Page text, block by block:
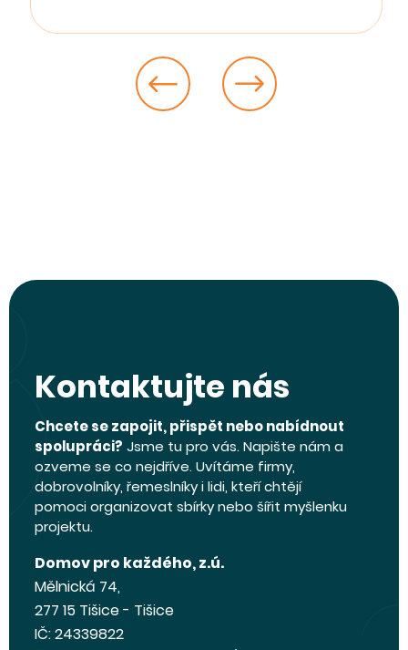
Kontaktujte nás
Chcete se zapojit, přispět nebo nabídnout
spolupráci? Jsme tu pro vás. Napište nám a
ozveme se co nejdříve. Uvítáme firmy,
dobrovolníky, řemeslníky i lidi, kteří chtějí
pomoci organizovat sbírky nebo šířit myšlenku
projektu.
Domov pro každého, z.ú.
Mělnická 74,
277 15 Tišice - Tišice
IČ: 24339822